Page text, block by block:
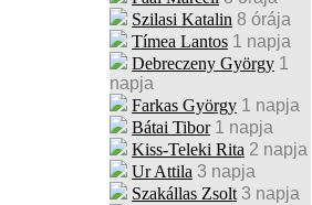
Szilasi Katalin 8 órája
Tímea Lantos 1 napja
Debreczeny György 1
napja
Farkas György 1 napja
Bátai Tibor 1 napja
Kiss-Teleki Rita 2 napja
Ur Attila 3 napja
Szakállas Zsolt 3 napja